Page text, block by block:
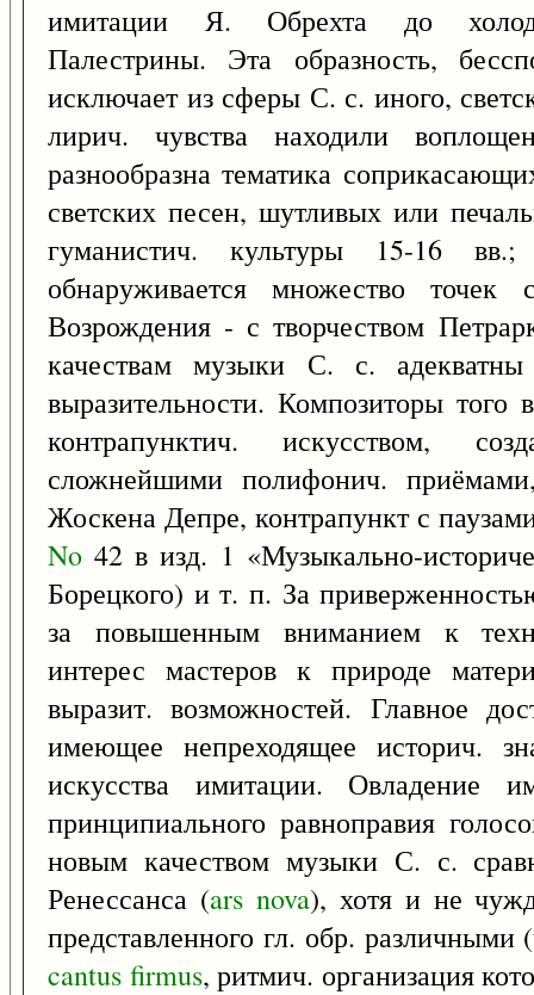
имитации Я. Обрехта до
Палестрины. Эта образность,
исключает из сферы С. с. иного,
лирич. чувства находили
разнообразна тематика
светских песен, шутливых или
гуманистич. культуры 15-16
обнаруживается множество точек
Возрождения - с творчеством
качествам музыки С. с.
выразительности. Композиторы того
контрапунктич. искусством,
сложнейшими полифонич.
Жоскена Депре, контрапункт с
No 42 в изд. 1 «Музыкально-
Борецкого) и т. п. За
за повышенным вниманием к
интерес мастеров к природе
выразит. возможностей. Главное
имеющее непреходящее историч.
искусства имитации. Овладение
принципиального равноправия
новым качеством музыки С. с.
Ренессанса (ars nova), хотя и не
представленного гл. обр.
cantus firmus, ритмич. организация